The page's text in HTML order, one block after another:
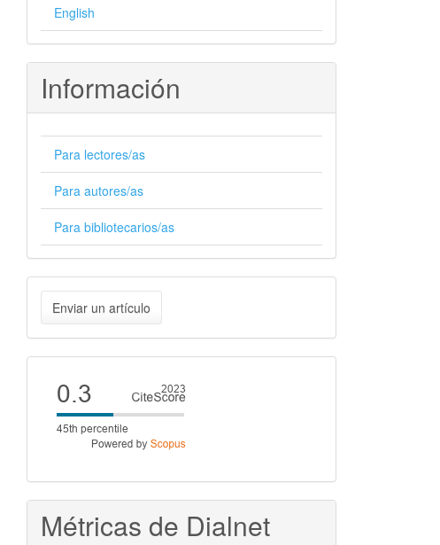
English
Información
Para lectores/as
Para autores/as
Para bibliotecarios/as
Enviar
un
artículo
Enviar un artículo
Cite
score
Métricas de Dialnet